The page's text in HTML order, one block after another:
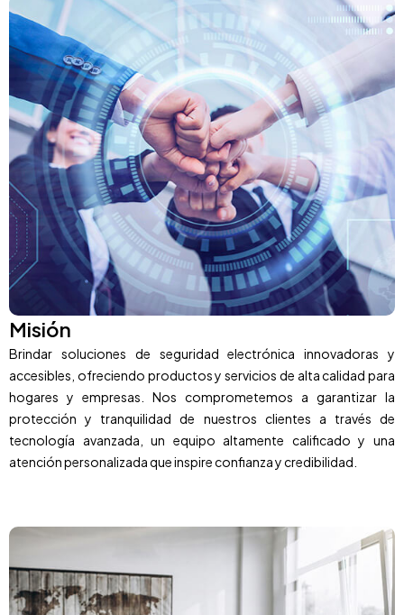
Misión
Brindar soluciones de seguridad electrónica innovadoras y
accesibles, ofreciendo productos y servicios de alta calidad para
hogares y empresas. Nos comprometemos a garantizar la
protección y tranquilidad de nuestros clientes a través de
tecnología avanzada, un equipo altamente calificado y una
atención personalizada que inspire confianza y credibilidad.